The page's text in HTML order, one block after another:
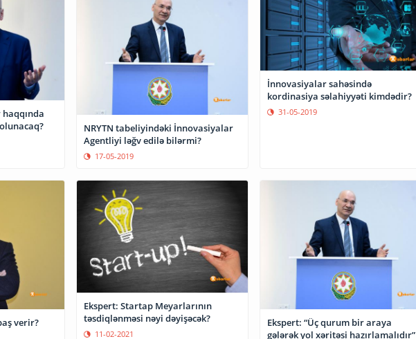
NRYTN tabeliyindəki İnnovasiyalar
Agentliyi ləğv edilə bilərmi?
17-05-2019
İnnovasiyalar sahəsində
kordinasiya səlahiyyəti kimdədir?
31-05-2019
verir?
Ekspert: Startap Meyarlarının
təsdiqlənməsi nəyi dəyişəcək?
11-02-2021
Ekspert: “Üç qurum bir araya
gələrək yol xəritəsi hazırlamalıdır”